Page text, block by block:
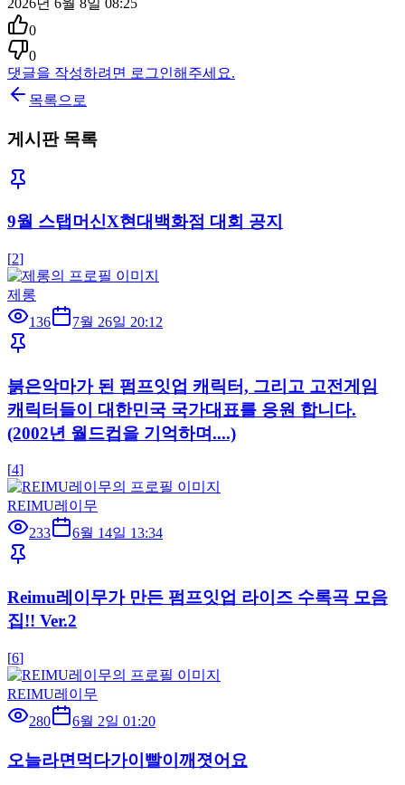
2026년 6월 8일 08:25
0
0
댓글을 작성하려면 로그인해주세요.
목록으로
게시판 목록
9월 스탭머신X현대백화점 대회 공지
[2]
제롱
136
7월 26일 20:12
붉은악마가 된 펌프잇업 캐릭터, 그리고 고전게임
캐릭터들이 대한민국 국가대표를 응원 합니다.
(2002년 월드컵을 기억하며....)
[4]
REIMU레이무
233
6월 14일 13:34
Reimu레이무가 만든 펌프잇업 라이즈 수록곡 모음
집!! Ver.2
[6]
REIMU레이무
280
6월 2일 01:20
오늘라면먹다가이빨이깨졋어요